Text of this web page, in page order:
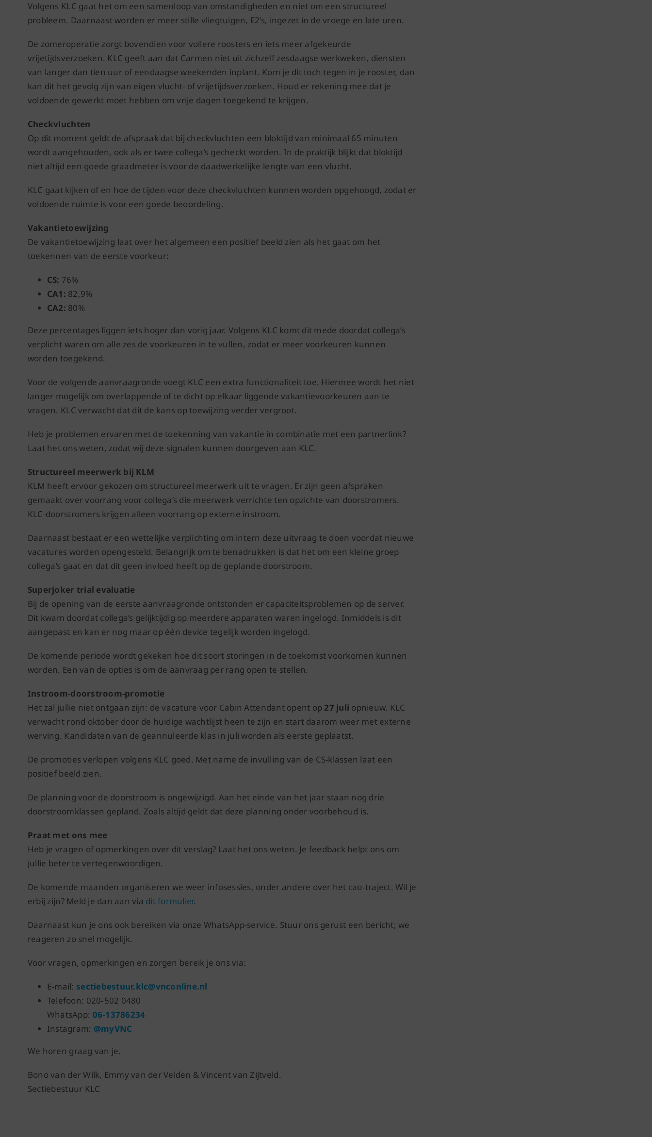
Volgens KLC gaat het om een samenloop van omstandigheden en niet om een structureel
probleem. Daarnaast worden er meer stille vliegtuigen, E2’s, ingezet in de vroege en late uren.
De zomeroperatie zorgt bovendien voor vollere roosters en iets meer afgekeurde
vrijetijdsverzoeken. KLC geeft aan dat Carmen niet uit zichzelf zesdaagse werkweken, diensten
van langer dan tien uur of eendaagse weekenden inplant. Kom je dit toch tegen in je rooster, dan
kan dit het gevolg zijn van eigen vlucht- of vrijetijdsverzoeken. Houd er rekening mee dat je
voldoende gewerkt moet hebben om vrije dagen toegekend te krijgen.
Checkvluchten
Op dit moment geldt de afspraak dat bij checkvluchten een bloktijd van minimaal 65 minuten
wordt aangehouden, ook als er twee collega’s gecheckt worden. In de praktijk blijkt dat bloktijd
niet altijd een goede graadmeter is voor de daadwerkelijke lengte van een vlucht.
KLC gaat kijken of en hoe de tijden voor deze checkvluchten kunnen worden opgehoogd, zodat er
voldoende ruimte is voor een goede beoordeling.
Vakantietoewijzing
De vakantietoewijzing laat over het algemeen een positief beeld zien als het gaat om het
toekennen van de eerste voorkeur:
CS: 76%
CA1: 82,9%
CA2: 80%
Deze percentages liggen iets hoger dan vorig jaar. Volgens KLC komt dit mede doordat collega’s
verplicht waren om alle zes de voorkeuren in te vullen, zodat er meer voorkeuren kunnen
worden toegekend.
Voor de volgende aanvraagronde voegt KLC een extra functionaliteit toe. Hiermee wordt het niet
langer mogelijk om overlappende of te dicht op elkaar liggende vakantievoorkeuren aan te
vragen. KLC verwacht dat dit de kans op toewijzing verder vergroot.
Heb je problemen ervaren met de toekenning van vakantie in combinatie met een partnerlink?
Laat het ons weten, zodat wij deze signalen kunnen doorgeven aan KLC.
Structureel meerwerk bij KLM
KLM heeft ervoor gekozen om structureel meerwerk uit te vragen. Er zijn geen afspraken
gemaakt over voorrang voor collega’s die meerwerk verrichte ten opzichte van doorstromers.
KLC-doorstromers krijgen alleen voorrang op externe instroom.
Daarnaast bestaat er een wettelijke verplichting om intern deze uitvraag te doen voordat nieuwe
vacatures worden opengesteld. Belangrijk om te benadrukken is dat het om een kleine groep
collega’s gaat en dat dit geen invloed heeft op de geplande doorstroom.
Superjoker trial evaluatie
Bij de opening van de eerste aanvraagronde ontstonden er capaciteitsproblemen op de server.
Dit kwam doordat collega’s gelijktijdig op meerdere apparaten waren ingelogd. Inmiddels is dit
aangepast en kan er nog maar op één device tegelijk worden ingelogd.
De komende periode wordt gekeken hoe dit soort storingen in de toekomst voorkomen kunnen
worden. Een van de opties is om de aanvraag per rang open te stellen.
Instroom-doorstroom-promotie
Het zal jullie niet ontgaan zijn: de vacature voor Cabin Attendant opent op 27 juli opnieuw. KLC
verwacht rond oktober door de huidige wachtlijst heen te zijn en start daarom weer met externe
werving. Kandidaten van de geannuleerde klas in juli worden als eerste geplaatst.
De promoties verlopen volgens KLC goed. Met name de invulling van de CS-klassen laat een
positief beeld zien.
De planning voor de doorstroom is ongewijzigd. Aan het einde van het jaar staan nog drie
doorstroomklassen gepland. Zoals altijd geldt dat deze planning onder voorbehoud is.
Praat met ons mee
Heb je vragen of opmerkingen over dit verslag? Laat het ons weten. Je feedback helpt ons om
jullie beter te vertegenwoordigen.
De komende maanden organiseren we weer infosessies, onder andere over het cao‑traject. Wil je
erbij zijn? Meld je dan aan via dit formulier.
Daarnaast kun je ons ook bereiken via onze WhatsApp-service. Stuur ons gerust een bericht; we
reageren zo snel mogelijk.
Voor vragen, opmerkingen en zorgen bereik je ons via:
E‑mail: sectiebestuur.klc@vnconline.nl
Telefoon: 020‑502 0480
WhatsApp: 06‑13786234
Instagram: @myVNC
We horen graag van je.
Bono van der Wilk, Emmy van der Velden & Vincent van Zijtveld.
Sectiebestuur KLC